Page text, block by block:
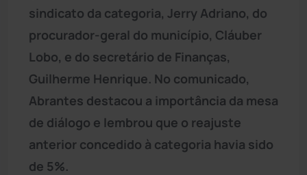
sindicato da categoria, Jerry Adriano, do
procurador-geral do município, Cláuber
Lobo, e do secretário de Finanças,
Guilherme Henrique. No comunicado,
Abrantes destacou a importância da mesa
de diálogo e lembrou que o reajuste
anterior concedido à categoria havia sido
de 5%.